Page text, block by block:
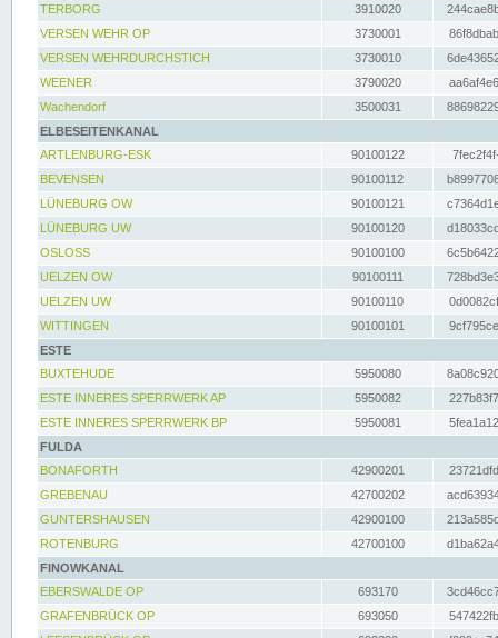
TERBORG
3910020
VERSEN WEHR OP
3730001
VERSEN WEHRDURCHSTICH
3730010
WEENER
3790020
Wachendorf
3500031
ELBESEITENKANAL
ARTLENBURG-ESK
90100122
BEVENSEN
90100112
LÜNEBURG OW
90100121
LÜNEBURG UW
90100120
OSLOSS
90100100
UELZEN OW
90100111
UELZEN UW
90100110
WITTINGEN
90100101
ESTE
BUXTEHUDE
5950080
ESTE INNERES SPERRWERK AP
5950082
ESTE INNERES SPERRWERK BP
5950081
FULDA
BONAFORTH
42900201
GREBENAU
42700202
GUNTERSHAUSEN
42900100
ROTENBURG
42700100
FINOWKANAL
EBERSWALDE OP
693170
GRAFENBRÜCK OP
693050